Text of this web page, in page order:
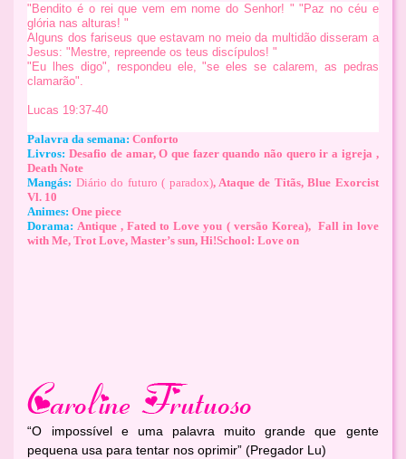
"Bendito é o rei que vem em nome do Senhor! " "Paz no céu e
glória nas alturas! "
Alguns dos fariseus que estavam no meio da multidão disseram a
Jesus: "Mestre, repreende os teus discípulos! "
"Eu lhes digo", respondeu ele, "se eles se calarem, as pedras
clamarão".
Lucas 19:37-40
Palavra da semana:Conforto
Livros:Desafio de amar, O que fazer quando não quero ir a igreja ,
Death Note
Mangás: Diário do futuro ( paradox), Ataque de Titãs, Blue Exorcist
Vl. 10
Animes:One piece
Dorama: Antique , Fated to Love you ( versão Korea), Fall in love
with Me, Trot Love, Master’s sun, Hi!School: Love on
“O impossível e uma palavra muito grande que gente
pequena usa para tentar nos oprimir” (Pregador Lu)